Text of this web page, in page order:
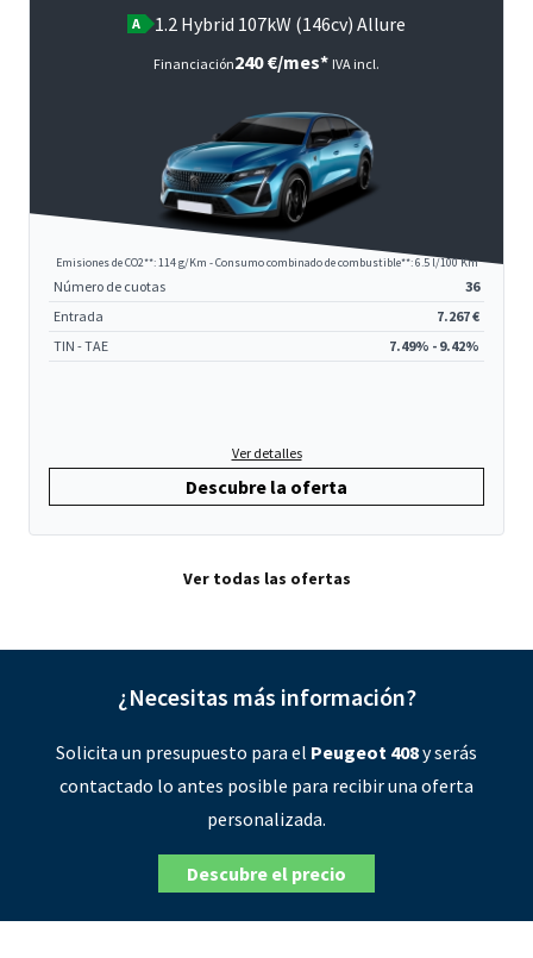
A 1.2 Hybrid 107kW (146cv) Allure
Financiación240 €/mes* IVA incl.
Emisiones de CO2**: 114 g/Km - Consumo combinado de combustible**: 6.5 l/100 Km
Número de cuotas
36
Entrada
7.267 €
TIN - TAE
7.49% - 9.42%
Ver detalles
Descubre la oferta
Ver todas las ofertas
¿Necesitas más información?
Solicita un presupuesto para el Peugeot 408y serás
contactado lo antes posible para recibir una oferta
personalizada.
Descubre el precio